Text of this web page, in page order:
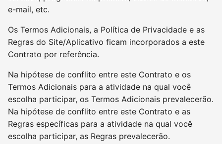
e-mail, etc.
Os Termos Adicionais, a Política de Privacidade e as
Regras do Site/Aplicativo ficam incorporados a este
Contrato por referência.
Na hipótese de conflito entre este Contrato e os
Termos Adicionais para a atividade na qual você
escolha participar, os Termos Adicionais prevalecerão.
Na hipótese de conflito entre este Contrato e as
Regras específicas para a atividade na qual você
escolha participar, as Regras prevalecerão.